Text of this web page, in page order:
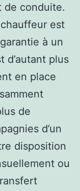
de conduite.
est
à un
d’autant plus
en place
de
d’un
disposition
ou